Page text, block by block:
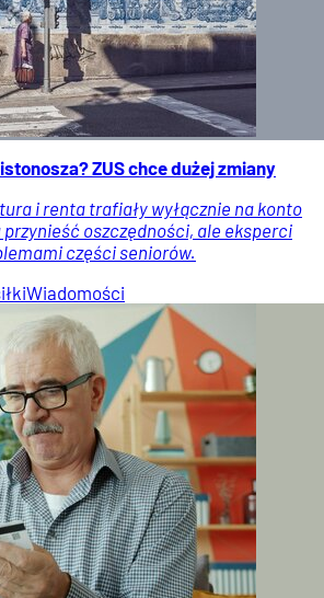
ZUS chce dużej zmiany
i renta trafiały wyłącznie na konto
przynieść oszczędności, ale eksperci
części seniorów.
Wiadomości